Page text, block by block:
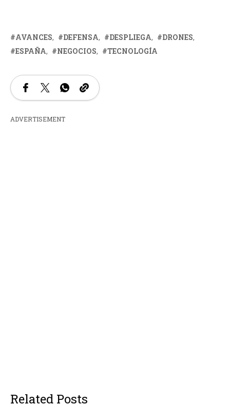
AVANCES DEFENSA DESPLIEGA
DRONES
ESPAÑA
NEGOCIOS TECNOLOGÍA
ADVERTISEMENT
Related Posts